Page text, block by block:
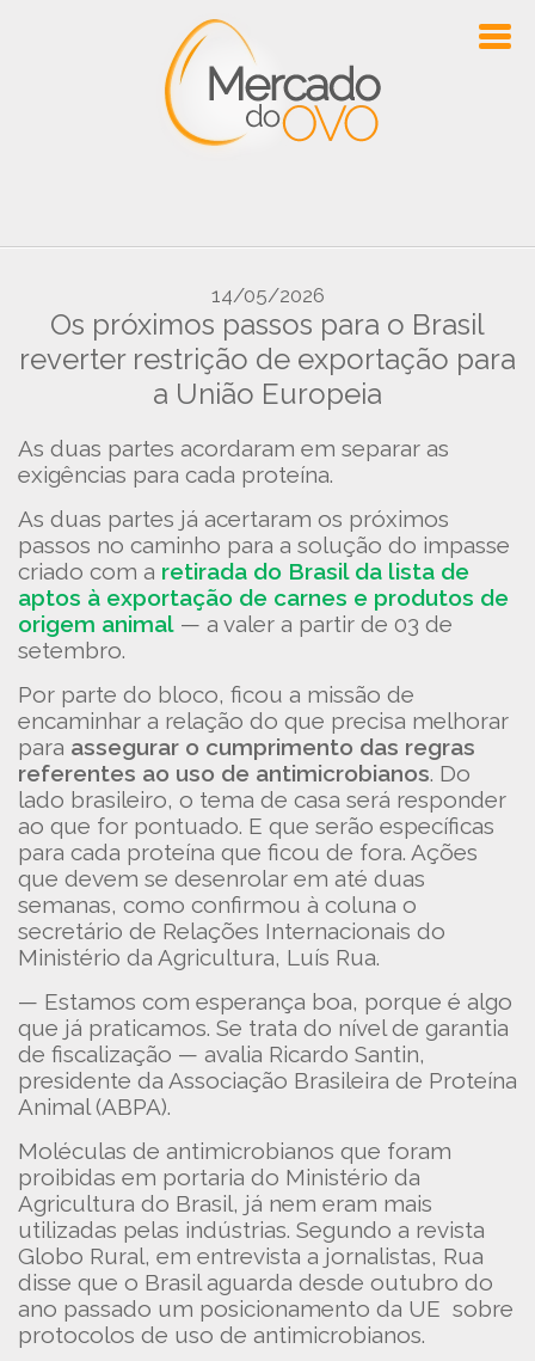
14/05/2026
Os próximos passos para o Brasil
reverter restrição de exportação para
a União Europeia
As duas partes acordaram em separar as
exigências para cada proteína.
As duas partes já acertaram os próximos
passos no caminho para a solução do impasse
criado com a retirada do Brasil da lista de
aptos à exportação de carnes e produtos de
origem animal — a valer a partir de 03 de
setembro.
Por parte do bloco, ficou a missão de
encaminhar a relação do que precisa melhorar
para assegurar o cumprimento das regras
referentes ao uso de antimicrobianos. Do
lado brasileiro, o tema de casa será responder
ao que for pontuado. E que serão específicas
para cada proteína que ficou de fora. Ações
que devem se desenrolar em até duas
semanas, como confirmou à coluna o
secretário de Relações Internacionais do
Ministério da Agricultura, Luís Rua.
— Estamos com esperança boa, porque é algo
que já praticamos. Se trata do nível de garantia
de fiscalização — avalia Ricardo Santin,
presidente da Associação Brasileira de Proteína
Animal (ABPA).
Moléculas de antimicrobianos que foram
proibidas em portaria do Ministério da
Agricultura do Brasil, já nem eram mais
utilizadas pelas indústrias. Segundo a revista
Globo Rural, em entrevista a jornalistas, Rua
disse que o Brasil aguarda desde outubro do
ano passado um posicionamento da UE sobre
protocolos de uso de antimicrobianos.